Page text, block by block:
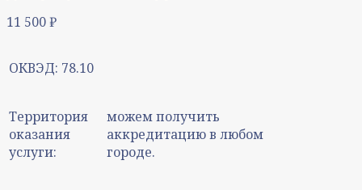
11 500₽
ОКВЭД: 78.10
Территория
оказания
услуги:
можем получить
аккредитацию в любом
городе.